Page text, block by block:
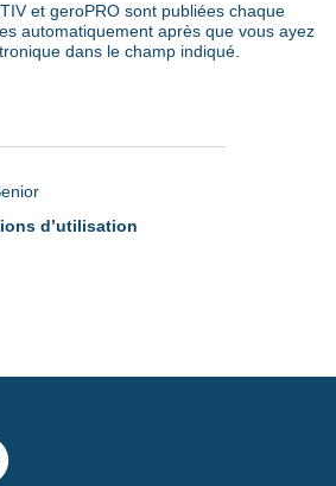
et geroPRO sont publiées chaque
automatiquement après que vous ayez
dans le champ indiqué.
d’utilisation